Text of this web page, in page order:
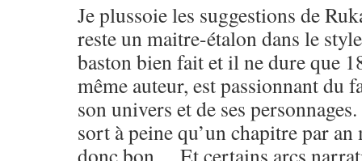
Je plussoie les suggestions de
reste un maitre-étalon dans le
baston bien fait et il ne dure que
même auteur, est passionnant du
son univers et de ses
sort à peine qu’un chapitre par
donc bon… Et certains arcs